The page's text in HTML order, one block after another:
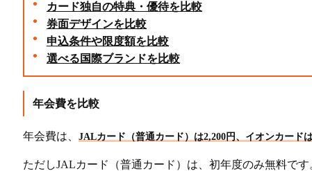
カード独自の特典・優待を比較
券面デザインを比較
申込条件や限度額を比較
選べる国際ブランドを比較
年会費を比較
年会費は、 JALカード（普通カード）は2,200円、イオンカード
ただしJALカード（普通カード）は、初年度のみ無料です